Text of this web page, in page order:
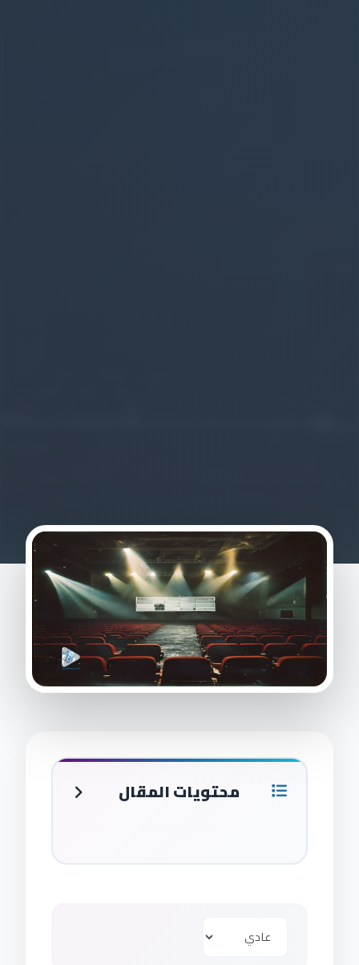
محتويات المقال